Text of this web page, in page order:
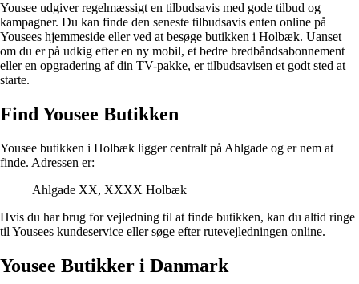
Yousee udgiver regelmæssigt en tilbudsavis med gode tilbud og
kampagner. Du kan finde den seneste tilbudsavis enten online på
Yousees hjemmeside eller ved at besøge butikken i Holbæk. Uanset
om du er på udkig efter en ny mobil, et bedre bredbåndsabonnement
eller en opgradering af din TV-pakke, er tilbudsavisen et godt sted at
starte.
Find Yousee Butikken
Yousee butikken i Holbæk ligger centralt på Ahlgade og er nem at
finde. Adressen er:
Ahlgade XX, XXXX Holbæk
Hvis du har brug for vejledning til at finde butikken, kan du altid ringe
til Yousees kundeservice eller søge efter rutevejledningen online.
Yousee Butikker i Danmark